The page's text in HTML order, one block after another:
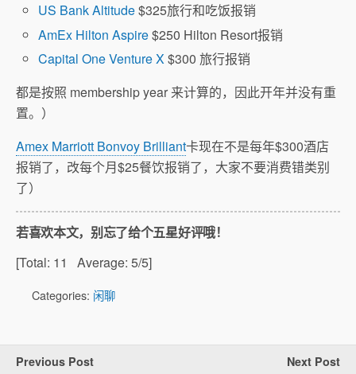
US Bank Altitude$325旅行和吃饭报销
AmEx Hilton Aspire$250 Hilton Resort报销
Capital One Venture X$300 旅行报销
都是按照 membership year 来计算的，因此开年并没有重
置。）
Amex Marriott Bonvoy Brilliant卡现在不是每年$300酒店
报销了，改每个月$25餐饮报销了，大家不要消费错类别
了）
若喜欢本文，别忘了给个五星好评哦！
[Total: 11 Average: 5/5]
Categories: 闲聊
Previous Post Next Post